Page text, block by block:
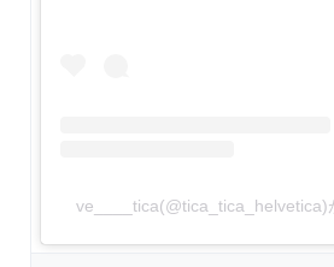
ve____tica(@tica_tica_helvetica)